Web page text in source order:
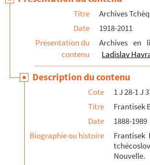
Titre
Archives
Date
1918-2011
Présentation du
contenu
Archives en
Ladislav
Description du contenu
Cote
1 J 28-1 J
Titre
Frantisek
Date
1888-1989
Biographie ou histoire
Frantisek
Nouvelle.